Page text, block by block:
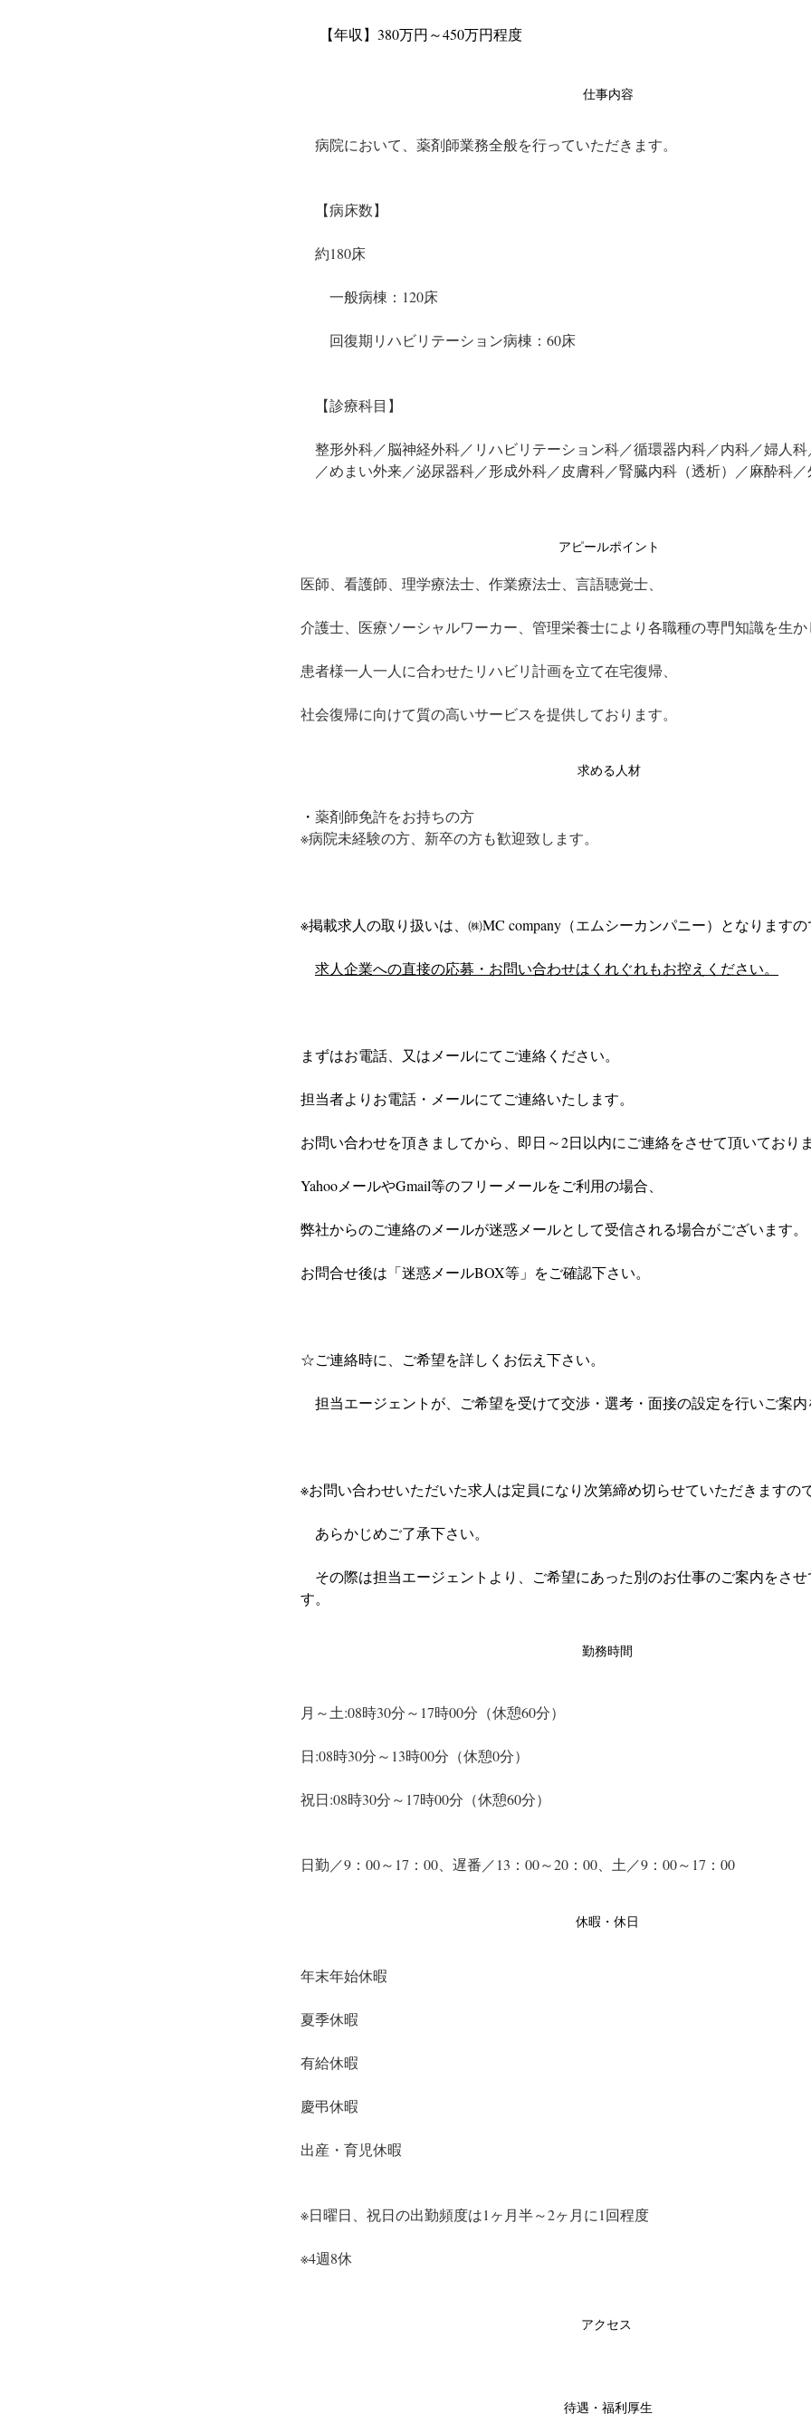
【年収】380万円～450万円程度
仕事内容
病院において、薬剤師業務全般を行っていただきます。
【病床数】
約180床
一般病棟：120床
回復期リハビリテーション病棟：60床
【診療科目】
整形外科／脳神経外科／リハビリテーション科／循環器内科／内科／婦人
／めまい外来／泌尿器科／形成外科／皮膚科／腎臓内科（透析）／麻酔科
アピールポイント
医師、看護師、理学療法士、作業療法士、言語聴覚士、
介護士、医療ソーシャルワーカー、管理栄養士により各職種の専門知識を生か
患者様一人一人に合わせたリハビリ計画を立て在宅復帰、
社会復帰に向けて質の高いサービスを提供しております。
求める人材
・ 薬剤師免許をお持ちの方
※病院未経験の方、新卒の方も歓迎致します。
※掲載求人の取り扱いは、㈱MC company（エムシーカンパニー）となりますの
求人企業への直接の応募・お問い合わせはくれぐれもお控えください。
まずはお電話、又はメールにてご連絡ください。
担当者よりお電話・メールにてご連絡いたします。
お問い合わせを頂きましてから、即日～2日以内にご連絡をさせて頂いておりま
YahooメールやGmail等のフリーメールをご利用の場合、
弊社からのご連絡のメールが迷惑メールとして受信される場合がございます。
お問合せ後は「迷惑メールBOX等」をご確認下さい。
☆ご連絡時に、ご希望を詳しくお伝え下さい。
担当エージェントが、ご希望を受けて交渉・選考・面接の設定を行いご案内
※お問い合わせいただいた求人は定員になり次第締め切らせていただきますので
あらかじめご了承下さい。
その際は担当エージェントより、ご希望にあった別のお仕事のご案内をさせ
す。
勤務時間
月～土:08時30分～17時00分（休憩60分）
日:08時30分～13時00分（休憩0分）
祝日:08時30分～17時00分（休憩60分）
日勤／9：00～17：00、遅番／13：00～20：00、土／9：00～17：00
休暇・休日
年末年始休暇
夏季休暇
有給休暇
慶弔休暇
出産・育児休暇
※日曜日、祝日の出勤頻度は1ヶ月半～2ヶ月に1回程度
※4週8休
アクセス
待遇・福利厚生